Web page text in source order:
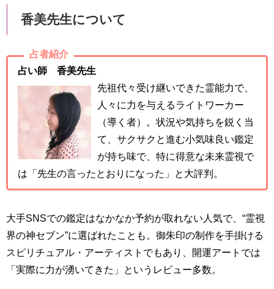
香美先生について
占者紹介
占い師 香美先生
先祖代々受け継いできた霊能力で、
人々に力を与えるライトワーカー
（導く者）。状況や気持ちを鋭く当
て、サクサクと進む小気味良い鑑定
が持ち味で、特に得意な未来霊視で
は「先生の言ったとおりになった」と大評判。
大手SNSでの鑑定はなかなか予約が取れない人気で、“霊視
界の神セブン”に選ばれたことも。御朱印の制作を手掛ける
スピリチュアル・アーティストでもあり、開運アートでは
「実際に力が湧いてきた」というレビュー多数。